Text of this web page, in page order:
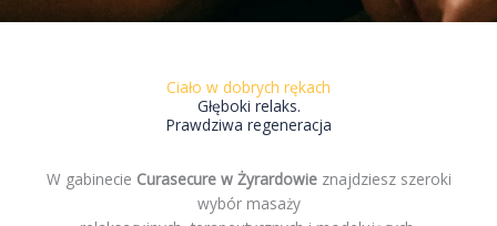
Ciało w dobrych rękach
Głęboki relaks.
Prawdziwa regeneracja
W gabinecie Curasecure w Żyrardowieznajdziesz szeroki
wybór masaży